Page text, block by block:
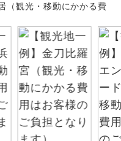
（観光・移動にかかる費
立ち寄るコースです。
するコースです。
露天風呂が付いていま
ド決済のみとな
トカード決済を
完了をもちまし
なります。
ので、コールセ